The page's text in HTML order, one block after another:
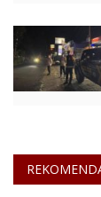
Perempuan/